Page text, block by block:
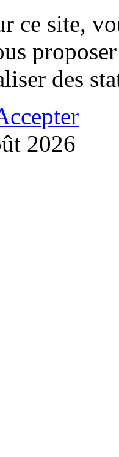
ce site,
des
2026